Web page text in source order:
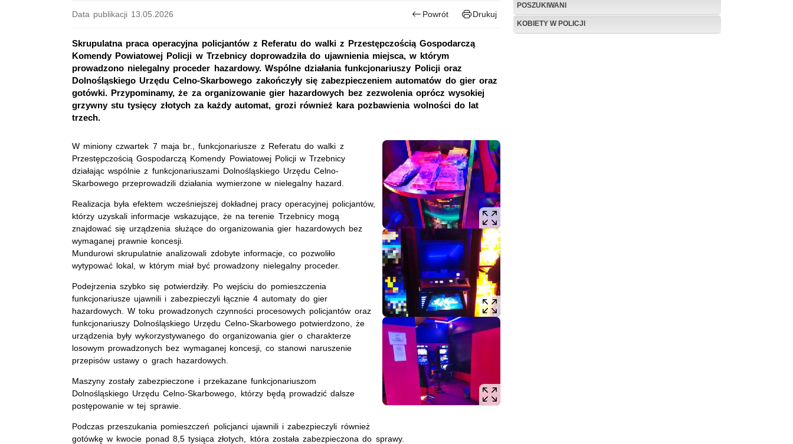
Data publikacji 13.05.2026 Powrót Drukuj
Skrupulatna praca operacyjna policjantów z Referatu do walki z Przestępczością Gospodarczą
Komendy Powiatowej Policji w Trzebnicy doprowadziła do ujawnienia miejsca, w którym
prowadzono nielegalny proceder hazardowy. Wspólne działania funkcjonariuszy Policji oraz
Dolnośląskiego Urzędu Celno-Skarbowego zakończyły się zabezpieczeniem automatów do gier oraz
gotówki. Przypominamy, że za organizowanie gier hazardowych bez zezwolenia oprócz wysokiej
grzywny stu tysięcy złotych za każdy automat, grozi również kara pozbawienia wolności do lat
trzech.
W miniony czwartek 7 maja br., funkcjonariusze z Referatu do walki z
Przestępczością Gospodarczą Komendy Powiatowej Policji w Trzebnicy
działając wspólnie z funkcjonariuszami Dolnośląskiego Urzędu Celno-
Skarbowego przeprowadzili działania wymierzone w nielegalny hazard.
Realizacja była efektem wcześniejszej dokładnej pracy operacyjnej policjantów,
którzy uzyskali informacje wskazujące, że na terenie Trzebnicy mogą
znajdować się urządzenia służące do organizowania gier hazardowych bez
wymaganej prawnie koncesji.
Mundurowi skrupulatnie analizowali zdobyte informacje, co pozwoliło
wytypować lokal, w którym miał być prowadzony nielegalny proceder.
Podejrzenia szybko się potwierdziły. Po wejściu do pomieszczenia
funkcjonariusze ujawnili i zabezpieczyli łącznie 4 automaty do gier
hazardowych. W toku prowadzonych czynności procesowych policjantów oraz
funkcjonariuszy Dolnośląskiego Urzędu Celno-Skarbowego potwierdzono, że
urządzenia były wykorzystywanego do organizowania gier o charakterze
losowym prowadzonych bez wymaganej koncesji, co stanowi naruszenie
przepisów ustawy o grach hazardowych.
Maszyny zostały zabezpieczone i przekazane funkcjonariuszom
Dolnośląskiego Urzędu Celno-Skarbowego, którzy będą prowadzić dalsze
postępowanie w tej sprawie.
Podczas przeszukania pomieszczeń policjanci ujawnili i zabezpieczyli również
gotówkę w kwocie ponad 8,5 tysiąca złotych, która została zabezpieczona do sprawy.
POSZUKIWANI
KOBIETY W POLICJI